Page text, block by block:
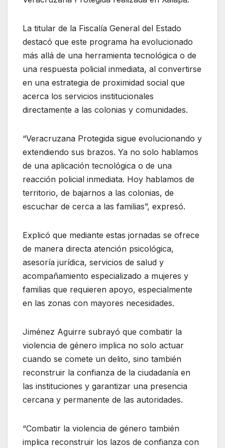
La titular de la Fiscalía General del Estado
destacó que este programa ha evolucionado
más allá de una herramienta tecnológica o de
una respuesta policial inmediata, al convertirse
en una estrategia de proximidad social que
acerca los servicios institucionales
directamente a las colonias y comunidades.
“Veracruzana Protegida sigue evolucionando y
extendiendo sus brazos. Ya no solo hablamos
de una aplicación tecnológica o de una
reacción policial inmediata. Hoy hablamos de
territorio, de bajarnos a las colonias, de
escuchar de cerca a las familias”, expresó.
Explicó que mediante estas jornadas se ofrece
de manera directa atención psicológica,
asesoría jurídica, servicios de salud y
acompañamiento especializado a mujeres y
familias que requieren apoyo, especialmente
en las zonas con mayores necesidades.
Jiménez Aguirre subrayó que combatir la
violencia de género implica no solo actuar
cuando se comete un delito, sino también
reconstruir la confianza de la ciudadanía en
las instituciones y garantizar una presencia
cercana y permanente de las autoridades.
“Combatir la violencia de género también
implica reconstruir los lazos de confianza con